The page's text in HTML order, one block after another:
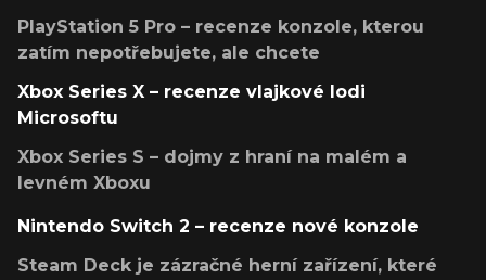
PlayStation 5 Pro – recenze konzole, kterou
zatím nepotřebujete, ale chcete
Xbox Series X – recenze vlajkové lodi
Microsoftu
Xbox Series S – dojmy z hraní na malém a
levném Xboxu
Nintendo Switch 2 – recenze nové konzole
Steam Deck je zázračné herní zařízení, které